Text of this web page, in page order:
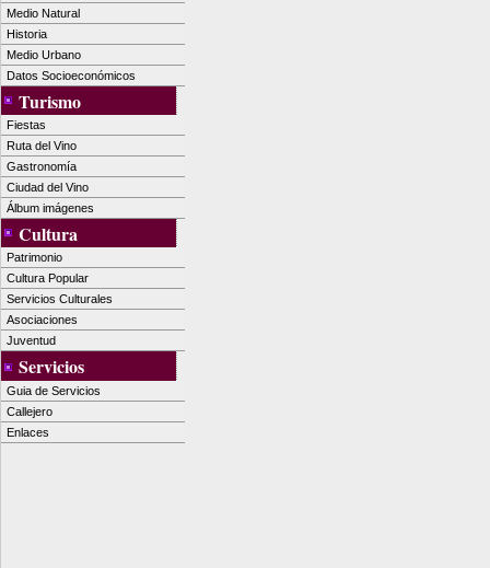
Medio Natural
Historia
Medio Urbano
Datos Socioeconómicos
Turismo
Fiestas
Ruta del Vino
Gastronomía
Ciudad del Vino
Álbum imágenes
Cultura
Patrimonio
Cultura Popular
Servicios Culturales
Asociaciones
Juventud
Servicios
Guia de Servicios
Callejero
Enlaces